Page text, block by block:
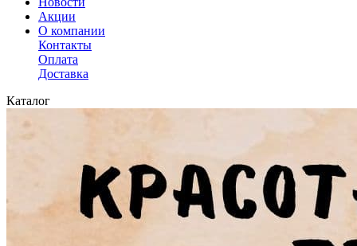
Акции
О компании
Контакты
Оплата
Доставка
Каталог